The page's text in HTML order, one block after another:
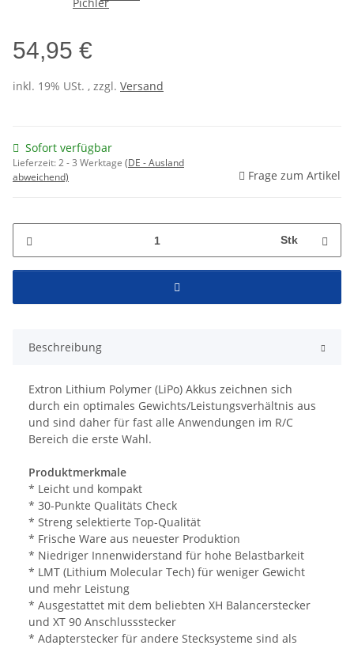
54,95 €
inkl. 19% USt. , zzgl. Versand
Sofort verfügbar
Lieferzeit:2 - 3 Werktage (DE - Ausland
abweichend)
Frage zum Artikel
Stk
Beschreibung
Extron Lithium Polymer (LiPo) Akkus zeichnen sich
durch ein optimales Gewichts/Leistungsverhältnis aus
und sind daher für fast alle Anwendungen im R/C
Bereich die erste Wahl.
Produktmerkmale
* Leicht und kompakt
* 30-Punkte Qualitäts Check
* Streng selektierte Top-Qualität
* Frische Ware aus neuester Produktion
* Niedriger Innenwiderstand für hohe Belastbarkeit
* LMT (Lithium Molecular Tech) für weniger Gewicht
und mehr Leistung
* Ausgestattet mit dem beliebten XH Balancerstecker
und XT 90 Anschlussstecker
* Adapterstecker für andere Stecksysteme sind als